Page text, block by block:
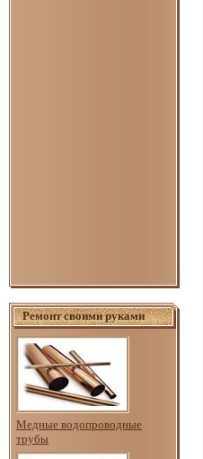
Ремонт своими руками
Медные водопроводные
трубы